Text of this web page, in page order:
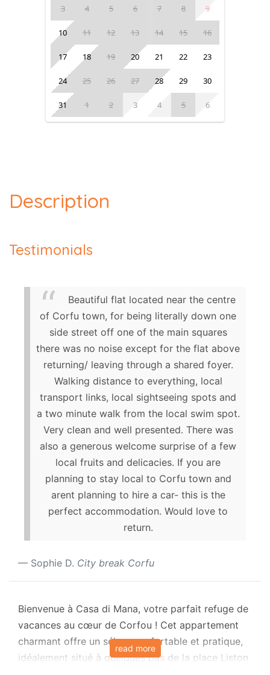
3 4 5 6 7 8 9
10 11 12 13 14 15 16
17 18 19 20 21 22 23
24 25 26 27 28 29 30
31 1 2 3 4 5 6
Description
Testimonials
Beautiful flat located near the centre
of Corfu town, for being literally down one
side street off one of the main squares
there was no noise except for the flat above
returning/ leaving through a shared foyer.
Walking distance to everything, local
transport links, local sightseeing spots and
a two minute walk from the local swim spot.
Very clean and well presented. There was
also a generous welcome surprise of a few
local fruits and delicacies. If you are
planning to stay local to Corfu town and
arent planning to hire a car- this is the
perfect accommodation. Would love to
return.
Sophie D. City break Corfu
Bienvenue à Casa di Mana, votre parfait refuge de
vacances au cœur de Corfou ! Cet appartement
charmant offre un séjour confortable et pratique,
idéalement situé à quelques pas de la place Liston
read more